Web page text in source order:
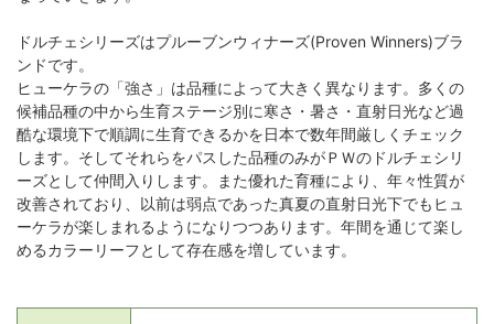
ドルチェシリーズはプルーブンウィナーズ(Proven Winners)ブラ
ンドです。
ヒューケラの「強さ」は品種によって大きく異なります。多くの
候補品種の中から生育ステージ別に寒さ・暑さ・直射日光など過
酷な環境下で順調に生育できるかを日本で数年間厳しくチェック
します。そしてそれらをパスした品種のみがＰＷのドルチェシリ
ーズとして仲間入りします。また優れた育種により、年々性質が
改善されており、以前は弱点であった真夏の直射日光下でもヒュ
ーケラが楽しまれるようになりつつあります。年間を通じて楽し
めるカラーリーフとして存在感を増しています。